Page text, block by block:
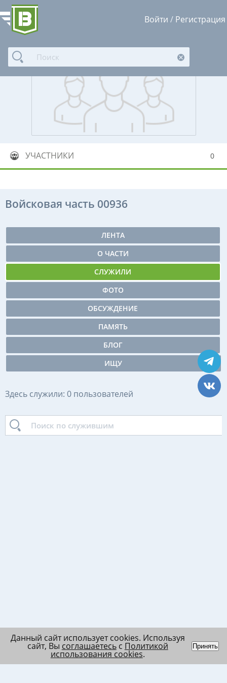
Войти / Регистрация
УЧАСТНИКИ 0
Войсковая часть 00936
ЛЕНТА
О ЧАСТИ
СЛУЖИЛИ
ФОТО
ОБСУЖДЕНИЕ
ПАМЯТЬ
БЛОГ
ИЩУ
Здесь служили: 0 пользователей
Данный сайт использует cookies. Используя
сайт, Вы соглашаетесьс Политикой
использования cookies.
Принять